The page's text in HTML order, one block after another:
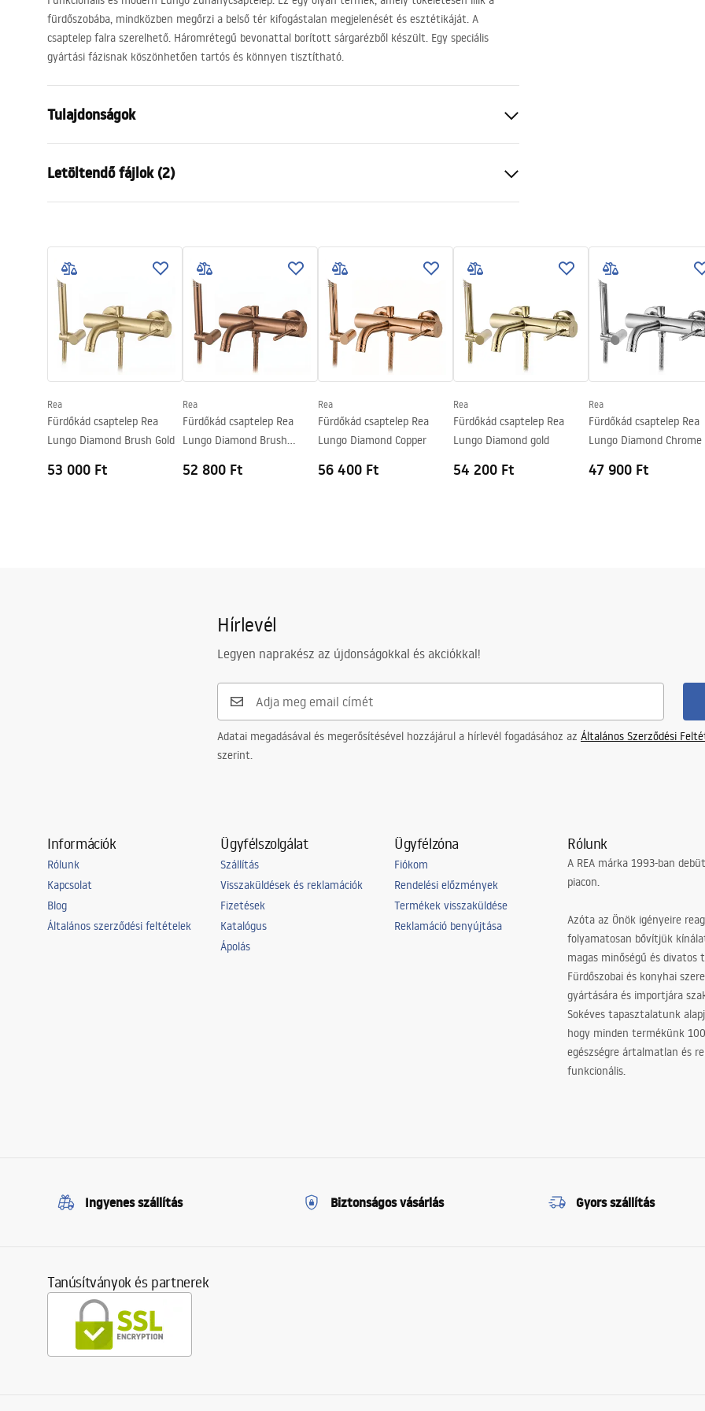
fürdőszobába, mindközben megőrzi a belső tér kifogástalan megjelenését és esztétikáját. A
csaptelep falra szerelhető. Háromrétegű bevonattal borított sárgarézből készült. Egy speciális
gyártási fázisnak köszönhetően tartós és könnyen tisztítható.
Tulajdonságok
Felszerelés
Szín
Króm
Kifolyó tartomány
mm
Magasság
45
mm
Bevonási technológia
Chrome plating
Csatlakozás átmérője
A vízcsatlakozások távolsága
150mm
Garancia
Letöltendő fájlok (2)
Warranty_Terms_and_Conditions_
Faucets_-_5.pdf
Rea
Fürdőkád csaptelep Rea
Lungo Diamond Brush Gold
53 000 Ft
Rea
Fürdőkád csaptelep Rea
Lungo Diamond Brush
52 800 Ft
Rea
Fürdőkád csaptelep Rea
Lungo Diamond Copper
56 400 Ft
Rea
Fürdőkád csaptelep Rea
Lungo Diamond gold
54 200 Ft
Rea
Fürdőkád csaptelep Rea
Lungo Diamond Chrome
47 900 Ft
Hírlevél
Legyen naprakész az újdonságokkal és akciókkal!
Adatai megadásával és megerősítésével hozzájárul a hírlevél fogadásához az Általános Szerződési
szerint.
Információk
Rólunk
Kapcsolat
Blog
Általános szerződési feltételek
Ügyfélszolgálat
Szállítás
Visszaküldések és reklamációk
Fizetések
Katalógus
Ápolás
Ügyfélzóna
Fiókom
Rendelési előzmények
Termékek visszaküldése
Reklamáció benyújtása
Rólunk
A REA márka 1993-ban
piacon.
Azóta az Önök igényeire
folyamatosan bővítjük
magas minőségű és divatos
Fürdőszobai és konyhai
gyártására és importjára
Sokéves tapasztalatunk
hogy minden termékünk
egészségre ártalmatlan és
funkcionális.
Ingyenes szállítás Biztonságos vásárlás Gyors szállítás
Tanúsítványok és partnerek